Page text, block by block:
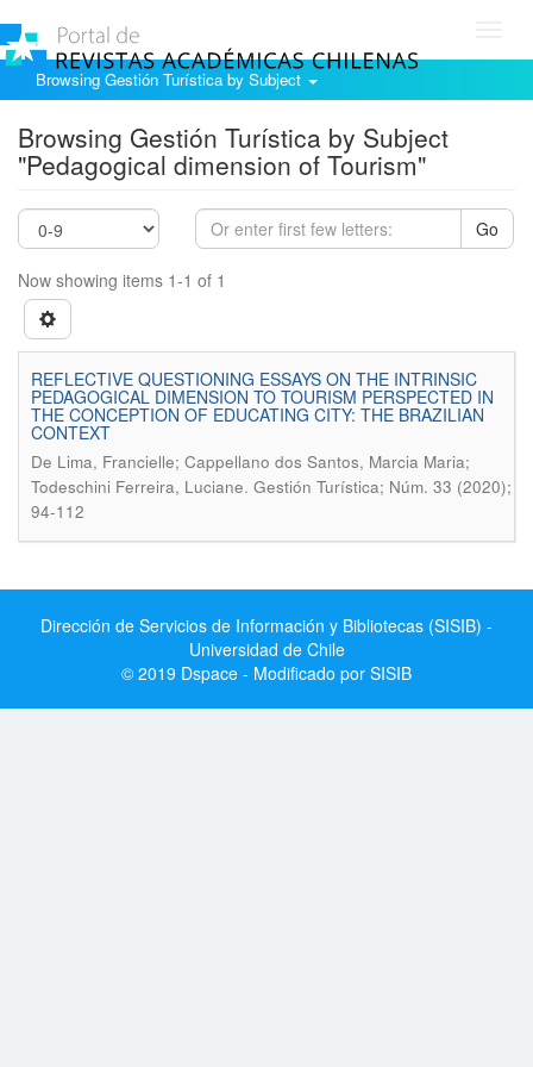
Browsing Gestión Turística by Subject
Browsing Gestión Turística by Subject
"Pedagogical dimension of Tourism"
Go
Now showing items 1-1 of 1
REFLECTIVE QUESTIONING ESSAYS ON THE INTRINSIC
PEDAGOGICAL DIMENSION TO TOURISM PERSPECTED IN
THE CONCEPTION OF EDUCATING CITY: THE BRAZILIAN
CONTEXT
De Lima, Francielle; Cappellano dos Santos, Marcia Maria;
Todeschini Ferreira, Luciane. Gestión Turística; Núm. 33 (2020);
94-112
Dirección de Servicios de Información y Bibliotecas (SISIB) -
Universidad de Chile
© 2019 Dspace - Modificado por SISIB